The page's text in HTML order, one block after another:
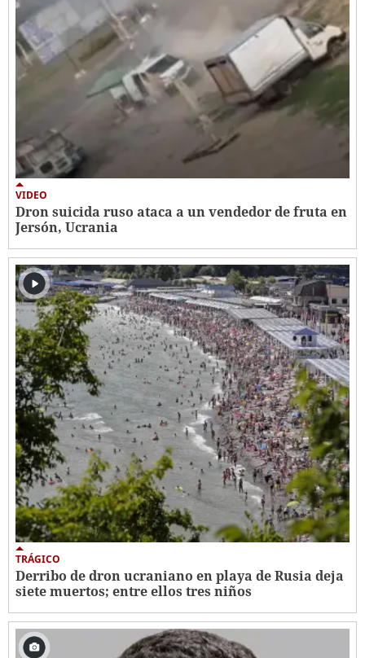
VIDEO
Dron suicida ruso ataca a un vendedor de fruta en
Jersón, Ucrania
TRÁGICO
Derribo de dron ucraniano en playa de Rusia deja
siete muertos; entre ellos tres niños